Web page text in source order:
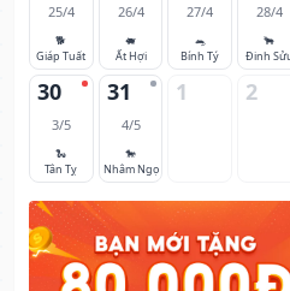
25/4
🐕
Giáp Tuất
26/4
🐖
Ất Hợi
27/4
🐀
Bính Tý
28/4
🐂
Đinh
30
3/5
🐍
Tân Tỵ
31
4/5
🐎
Nhâm Ngọ
1 2